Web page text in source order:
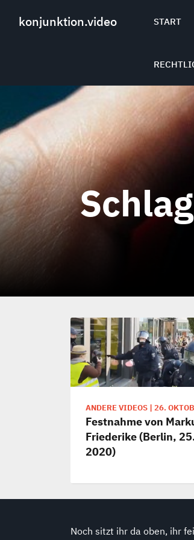
konjunktion.video START
ANDERE VIDEOS | 26.
Festnahme von
Friederike (Berlin,
2020)
Noch sitzt ihr da oben, ihr